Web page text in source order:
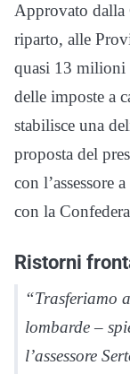
Approvato dalla
riparto, alle
quasi 13 milioni
delle imposte a
stabilisce una
proposta del
con l’assessore
con la
Ristorni
“Trasferiamo
lombarde –
l’assessore